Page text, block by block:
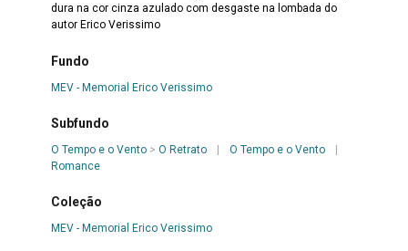
dura na cor cinza azulado com desgaste na lombada do
autor Erico Verissimo
Fundo
MEV - Memorial Erico Verissimo
Subfundo
O Tempo e o Vento> O Retrato O Tempo e o Vento
Romance
Coleção
MEV - Memorial Erico Verissimo